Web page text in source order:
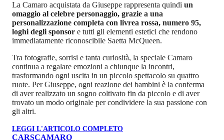
La Camaro acquistata da Giuseppe rappresenta quindi un
omaggio al celebre personaggio, grazie a una
personalizzazione completa con livrea rossa, numero 95,
loghi degli sponsor e tutti gli elementi estetici che rendono
immediatamente riconoscibile Saetta McQueen.
Tra fotografie, sorrisi e tanta curiosità, la speciale Camaro
continua a regalare emozioni a chiunque la incontri,
trasformando ogni uscita in un piccolo spettacolo su quattro
ruote. Per Giuseppe, ogni reazione dei bambini è la conferma
di aver realizzato un sogno coltivato fin da piccolo e di aver
trovato un modo originale per condividere la sua passione con
gli altri.
LEGGI L'ARTICOLO COMPLETO
CARSCAMARO